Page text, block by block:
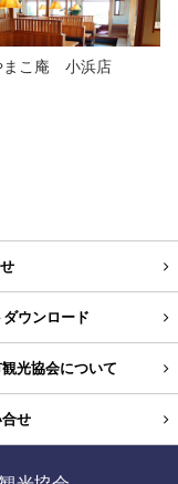
まこ庵 小浜店
ダウンロード
光協会について
せ